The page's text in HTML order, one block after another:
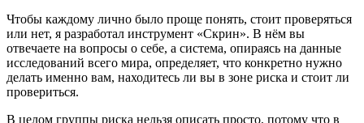
Чтобы каждому лично было проще понять, стоит проверяться
или нет, я разработал инструмент «Скрин». В нём вы
отвечаете на вопросы о себе, а система, опираясь на данные
исследований всего мира, определяет, что конкретно нужно
делать именно вам, находитесь ли вы в зоне риска и стоит ли
провериться.
В целом группы риска нельзя описать просто, потому что в